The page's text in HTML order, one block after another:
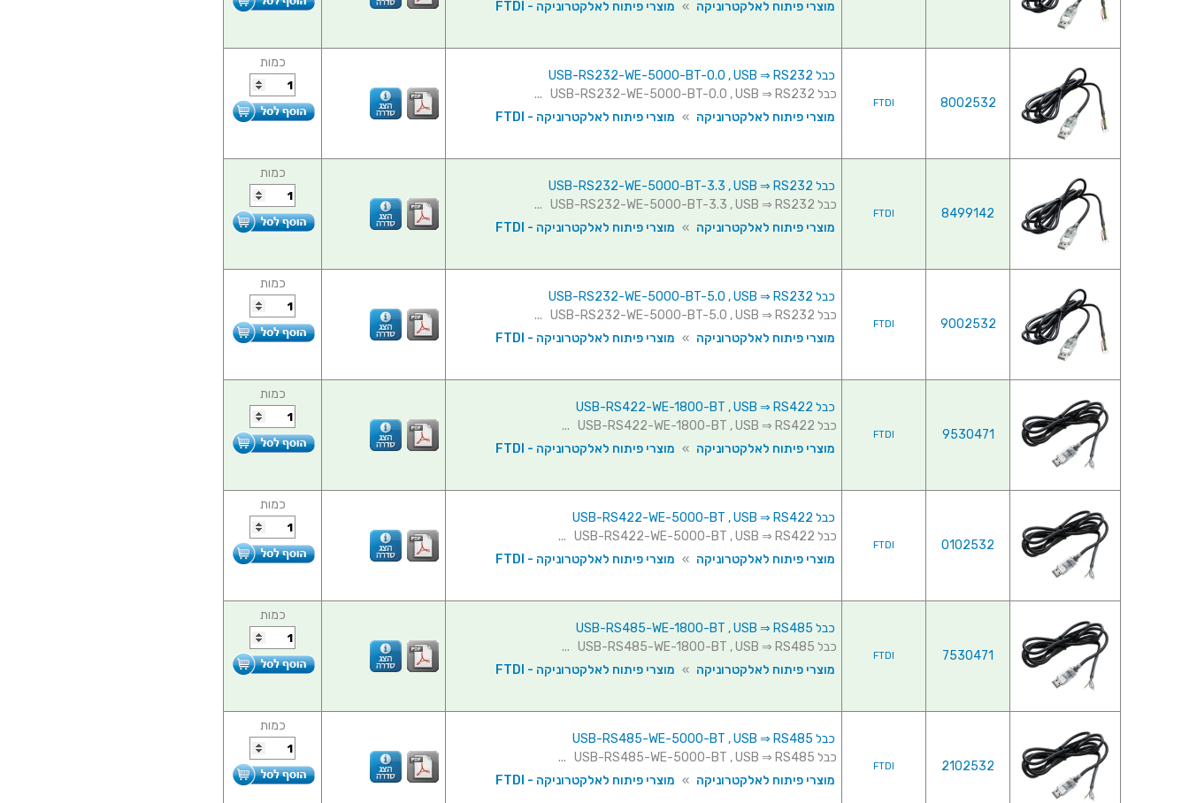
מוצרי פיתוח לאלקטרוניקה » מוצרי פיתוח לאלקטרוניקה - FTDI
8002532
FTDI
כבל USB-RS232-WE-5000-BT-0.0 , USB ⇒ RS232
כבל USB-RS232-WE-5000-BT-0.0 , USB ⇒ RS232 ...
מוצרי פיתוח לאלקטרוניקה » מוצרי פיתוח לאלקטרוניקה - FTDI
כמות
8499142
FTDI
כבל USB-RS232-WE-5000-BT-3.3 , USB ⇒ RS232
כבל USB-RS232-WE-5000-BT-3.3 , USB ⇒ RS232 ...
מוצרי פיתוח לאלקטרוניקה » מוצרי פיתוח לאלקטרוניקה - FTDI
כמות
9002532
FTDI
כבל USB-RS232-WE-5000-BT-5.0 , USB ⇒ RS232
כבל USB-RS232-WE-5000-BT-5.0 , USB ⇒ RS232 ...
מוצרי פיתוח לאלקטרוניקה » מוצרי פיתוח לאלקטרוניקה - FTDI
כמות
9530471
FTDI
כבל USB-RS422-WE-1800-BT , USB ⇒ RS422
כבל USB-RS422-WE-1800-BT , USB ⇒ RS422 ...
מוצרי פיתוח לאלקטרוניקה » מוצרי פיתוח לאלקטרוניקה - FTDI
כמות
0102532
FTDI
כבל USB-RS422-WE-5000-BT , USB ⇒ RS422
כבל USB-RS422-WE-5000-BT , USB ⇒ RS422 ...
מוצרי פיתוח לאלקטרוניקה » מוצרי פיתוח לאלקטרוניקה - FTDI
כמות
7530471
FTDI
כבל USB-RS485-WE-1800-BT , USB ⇒ RS485
כבל USB-RS485-WE-1800-BT , USB ⇒ RS485 ...
מוצרי פיתוח לאלקטרוניקה » מוצרי פיתוח לאלקטרוניקה - FTDI
כמות
2102532
FTDI
כבל USB-RS485-WE-5000-BT , USB ⇒ RS485
כבל USB-RS485-WE-5000-BT , USB ⇒ RS485 ...
מוצרי פיתוח לאלקטרוניקה » מוצרי פיתוח לאלקטרוניקה - FTDI
כמות